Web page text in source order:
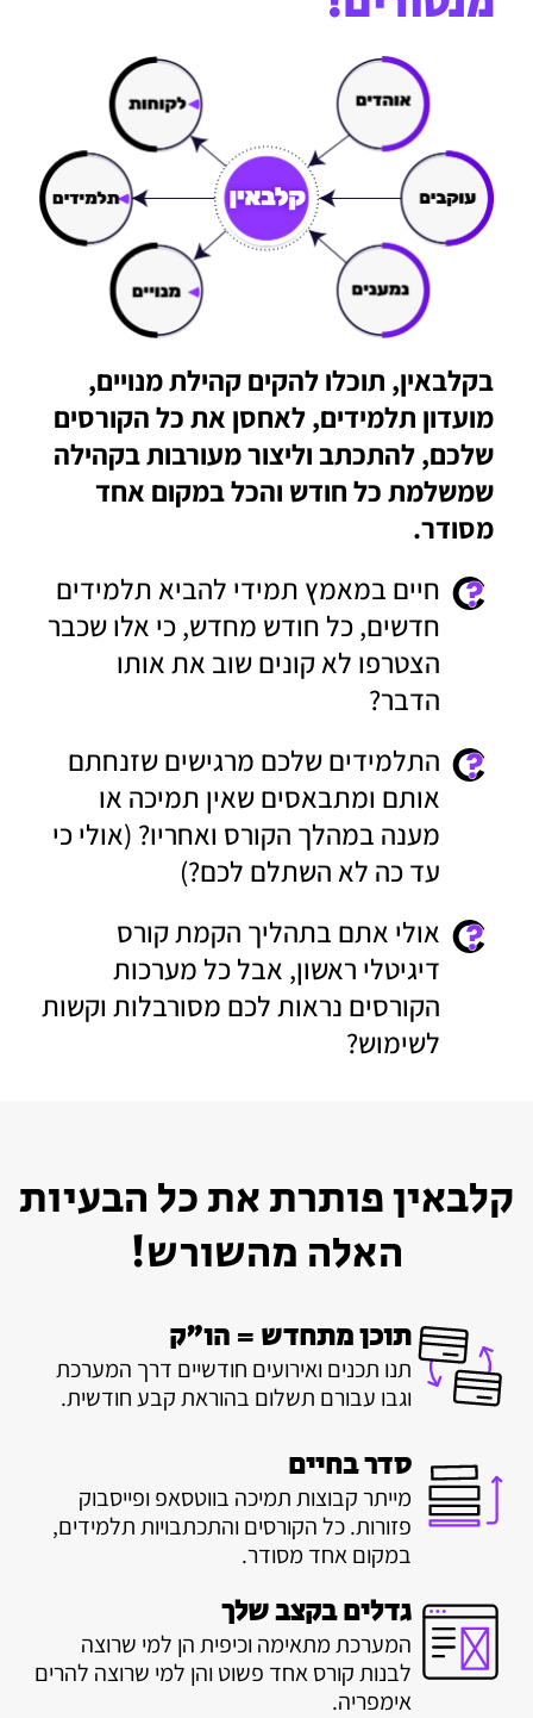
בקלבאין, תוכלו להקים קהילת מנויים,
מועדון תלמידים, לאחסן את כל הקורסים
שלכם, להתכתב וליצור מעורבות בקהילה
שמשלמת כל חודש והכל במקום אחד
מסודר.
חיים במאמץ תמידי להביא תלמידים
חדשים, כל חודש מחדש, כי אלו שכבר
הצטרפו לא קונים שוב את אותו
הדבר?
התלמידים שלכם מרגישים שזנחתם
אותם ומתבאסים שאין תמיכה או
מענה במהלך הקורס ואחריו? (אולי כי
עד כה לא השתלם לכם?)
אולי אתם בתהליך הקמת קורס
דיגיטלי ראשון, אבל כל מערכות
הקורסים נראות לכם מסורבלות וקשות
לשימוש?
קלבאין פותרת את כל הבעיות
האלה מהשורש!
תוכן מתחדש = הו"ק
תנו תכנים ואירועים חודשיים דרך המערכת
וגבו עבורם תשלום בהוראת קבע חודשית.
סדר בחיים
מייתר קבוצות תמיכה בווטסאפ ופייסבוק
פזורות. כל הקורסים והתכתבויות תלמידים,
במקום אחד מסודר.
גדלים בקצב שלך
המערכת מתאימה וכיפית הן למי שרוצה
לבנות קורס אחד פשוט והן למי שרוצה להרים
אימפריה.